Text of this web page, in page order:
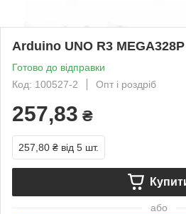
Arduino UNO R3
Готово до відправки
Код: 100527-2
Опт і роздріб
257,83 ₴
257,80 ₴ від 5 шт.
або